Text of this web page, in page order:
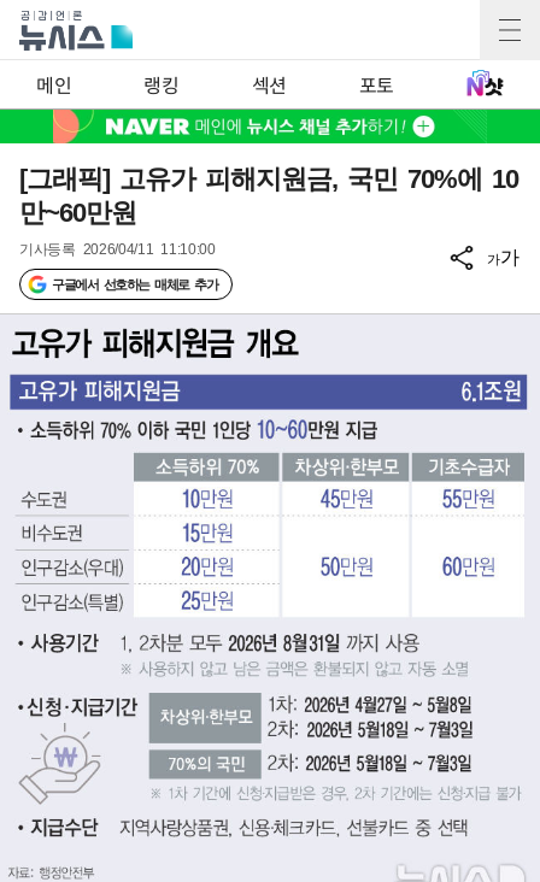
메인 랭킹 섹션 포토
[그래픽] 고유가 피해지원금, 국민 70%에 10
만~60만원
기사등록 2026/04/11 11:10:00
구글에서 선호하는 매체로 추가
가가